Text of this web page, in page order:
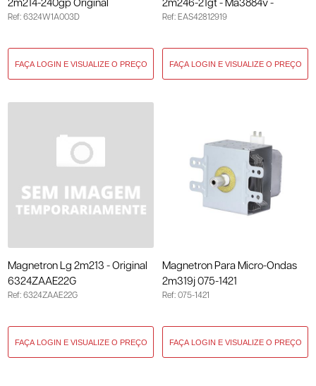
2m214-240gp Original
6324W1A003D
Ref: 6324W1A003D
2m246-21gt - Ma3884v -
Original EAS42812919
Ref: EAS42812919
Magnetron Lg 2m213 - Original
6324ZAAE22G
Ref: 6324ZAAE22G
Magnetron Para Micro-Ondas
2m319j 075-1421
Ref: 075-1421